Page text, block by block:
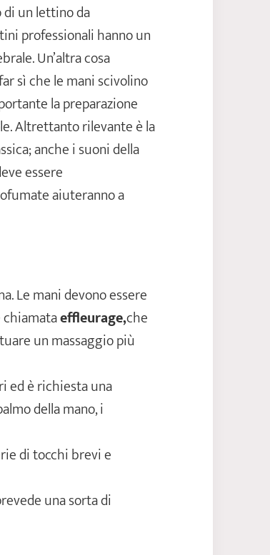
un lettino da
professionali hanno un
Un’altra cosa
sì che le mani scivolino
la preparazione
Altrettanto rilevante è la
anche i suoni della
essere
aiuteranno a
Le mani devono essere
chiamataeffleurage,che
un massaggio più
ed è richiesta una
della mano, i
di tocchi brevi e
una sorta di